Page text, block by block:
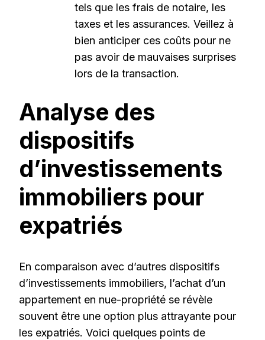
tels que les frais de notaire, les
taxes et les assurances. Veillez à
bien anticiper ces coûts pour ne
pas avoir de mauvaises surprises
lors de la transaction.
Analyse des
dispositifs
d’investissements
immobiliers pour
expatriés
En comparaison avec d’autres dispositifs
d’investissements immobiliers, l’achat d’un
appartement en nue-propriété se révèle
souvent être une option plus attrayante pour
les expatriés. Voici quelques points de